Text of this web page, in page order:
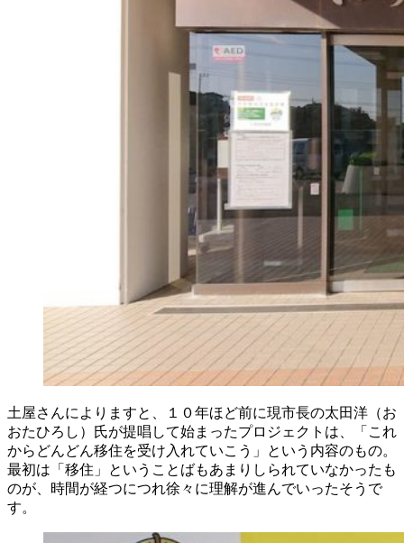
土屋さんによりますと、１０年ほど前に現市長の太田洋（お
おたひろし）氏が提唱して始まったプロジェクトは、「これ
からどんどん移住を受け入れていこう」という内容のもの。
最初は「移住」ということばもあまりしられていなかったも
のが、時間が経つにつれ徐々に理解が進んでいったそうで
す。